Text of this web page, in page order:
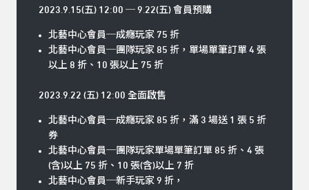
2023.9.15(五) 12:00 ─ 9.22(五) 會員預購
北藝中心會員─成癮玩家 75 折
北藝中心會員─團隊玩家 85 折，單場單筆訂單 4 張
以上 8 折、10 張以上 75 折
2023.9.22 (五) 12:00 全面啟售
北藝中心會員─成癮玩家 85 折，滿 3 場送 1 張 5 折
券
北藝中心會員─團隊玩家單場單筆訂單 85 折、4 張
(含)以上 75 折、10 張(含)以上 7 折
北藝中心會員─新手玩家 9 折，